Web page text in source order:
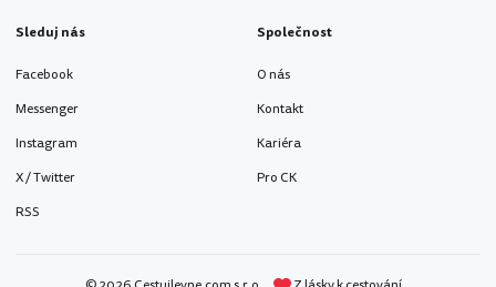
Sleduj nás
Facebook
Messenger
Instagram
X / Twitter
RSS
Společnost
O nás
Kontakt
Kariéra
Pro CK